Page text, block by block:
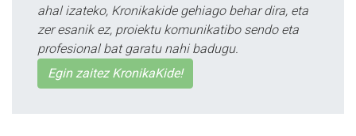
ahal izateko, Kronikakide gehiago behar dira, eta
zer esanik ez, proiektu komunikatibo sendo eta
profesional bat garatu nahi badugu.
Egin zaitez KronikaKide!